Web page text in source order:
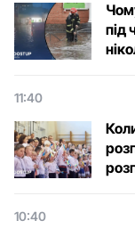
під
11:40
10:40